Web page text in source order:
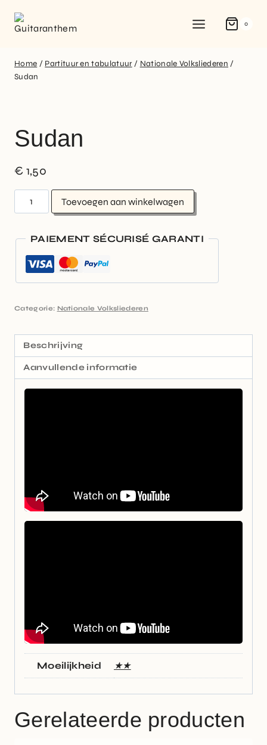
0
Home / Partituur en tabulatuur / Nationale Volksliederen /
Sudan
Sudan
€ 1,50
Toevoegen aan winkelwagen
PAIEMENT SÉCURISÉ GARANTI
Categorie: Nationale Volksliederen
Beschrijving
Aanvullende informatie
Moeilijkheid ★★
Gerelateerde producten